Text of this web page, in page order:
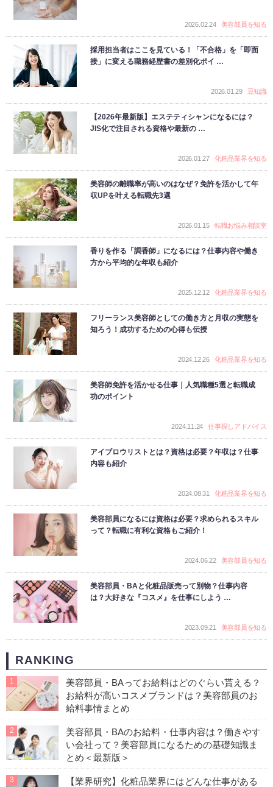
2026.02.24 美容部員を知る
採用担当者はここを見ている！「不合格」を「即面
接」に変える職務経歴書の差別化ポイ …
2026.01.29 豆知識
【2026年最新版】エステティシャンになるには？
JIS化で注目される資格や最新の …
2026.01.27 化粧品業界を知る
美容師の離職率が高いのはなぜ？免許を活かして年
収UPを叶える転職先3選
2026.01.15 転職お悩み相談室
香りを作る「調香師」になるには？仕事内容や働き
方から平均的な年収も紹介
2025.12.12 化粧品業界を知る
フリーランス美容師としての働き方と月収の実態を
知ろう！成功するための心得も伝授
2024.12.26 化粧品業界を知る
美容師免許を活かせる仕事｜人気職種5選と転職成
功のポイント
2024.11.24 仕事探しアドバイス
アイブロウリストとは？資格は必要？年収は？仕事
内容も紹介
2024.08.31 化粧品業界を知る
美容部員になるには資格は必要？求められるスキル
って？転職に有利な資格もご紹介！
2024.06.22 美容部員を知る
美容部員・BAと化粧品販売って別物？仕事内容
は？大好きな『コスメ』を仕事にしよう …
2023.09.21 美容部員を知る
RANKING
1
美容部員・BAってお給料はどのぐらい貰える？
お給料が高いコスメブランドは？美容部員のお
給料事情まとめ
2
美容部員・BAのお給料・仕事内容は？働きやす
い会社って？美容部員になるための基礎知識ま
とめ＜最新版＞
3
【業界研究】化粧品業界にはどんな仕事がある